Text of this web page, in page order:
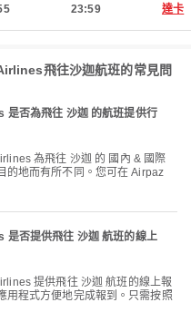
23:59 達卡
飛往沙迦航班的常見問
否為飛往 沙迦 的航班提供行
的地而有所不同。您可在 Airpaz
否提供飛往 沙迦 航班的線上
用程式方便地完成報到。只需按照